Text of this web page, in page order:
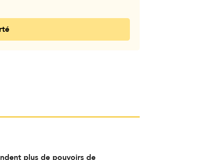
plus de pouvoirs de